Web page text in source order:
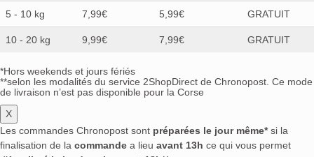
5 - 10 kg 7,99€ 5,99€ GRATUIT
10 - 20 kg 9,99€ 7,99€ GRATUIT
*Hors weekends et jours fériés
**selon les modalités du service 2ShopDirect de Chronopost. Ce mode
de livraison n’est pas disponible pour la Corse
X
Les commandes Chronopost sont préparées le jour même*si la
finalisation de la commande a lieu avant 13h ce qui vous permet